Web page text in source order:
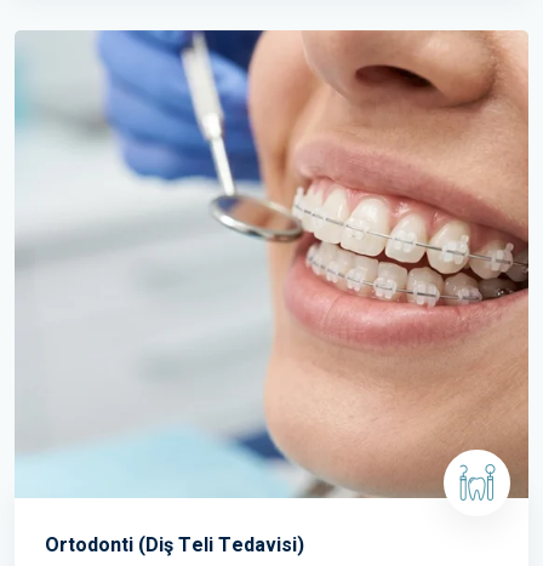
Ortodonti (Diş Teli Tedavisi)